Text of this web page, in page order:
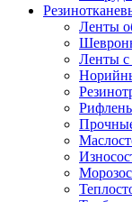
Ленты
Ленты с